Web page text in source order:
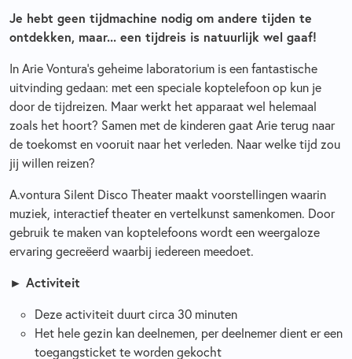
Je hebt geen tijdmachine nodig om andere tijden te
ontdekken, maar... een tijdreis is natuurlijk wel gaaf!
In Arie Vontura’s geheime laboratorium is een fantastische
uitvinding gedaan: met een speciale koptelefoon op kun je
door de tijdreizen. Maar werkt het apparaat wel helemaal
zoals het hoort? Samen met de kinderen gaat Arie terug naar
de toekomst en vooruit naar het verleden. Naar welke tijd zou
jij willen reizen?
A.vontura Silent Disco Theater maakt voorstellingen waarin
muziek, interactief theater en vertelkunst samenkomen. Door
gebruik te maken van koptelefoons wordt een weergaloze
ervaring gecreëerd waarbij iedereen meedoet.
► Activiteit
Deze activiteit duurt circa 30 minuten
Het hele gezin kan deelnemen, per deelnemer dient er een
toegangsticket te worden gekocht